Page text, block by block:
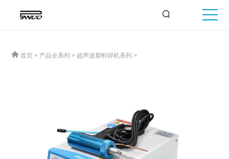
首页> 产品全系列 > 超声波塑料焊机系列 >